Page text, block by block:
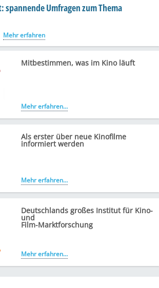
spannende Umfragen zum Thema
Mehr erfahren
Mitbestimmen, was im Kino läuft
Mehr erfahren…
Als erster über neue Kinofilme
informiert werden
Mehr erfahren…
Deutschlands großes Institut für Kino-
und
Film-Marktforschung
Mehr erfahren…